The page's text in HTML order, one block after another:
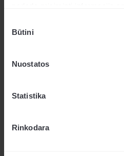
pasirinkti nuostatų kaskart
įrenginio. Bendrovė gali
pasirinkimas
Būtini
Nuostatos
Statistika
Rinkodara